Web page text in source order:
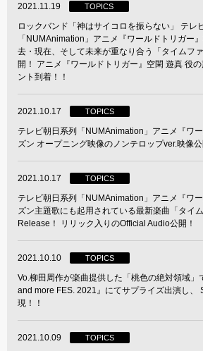
2021.11.19 TOPICS
ロックバンド「神はサイコロを振らない」 テレ
「NUMAnimation」アニメ『ワールドトリガー
去・現在、そして未来が重なり合う「タイムフ
開！ アニメ『ワールドトリガー』空閑 遊真 役
ント到着！！
2021.10.17 TOPICS
テレビ朝日系列「NUMAnimation」アニメ『ワ
ズン オープニング映像のノンテロップver.映像
2021.10.17 TOPICS
テレビ朝日系列「NUMAnimation」アニメ『ワ
ズン主題歌にも起用されている最新楽曲「タイ
Release！ リリック入りのOfficial Audio公開！
2021.10.10 TOPICS
Vo.柳田周作が楽曲提供した「桃色の絶対領域」
and more FES. 2021』にてサプライズ出演し、
現！！
2021.10.09 TOPICS